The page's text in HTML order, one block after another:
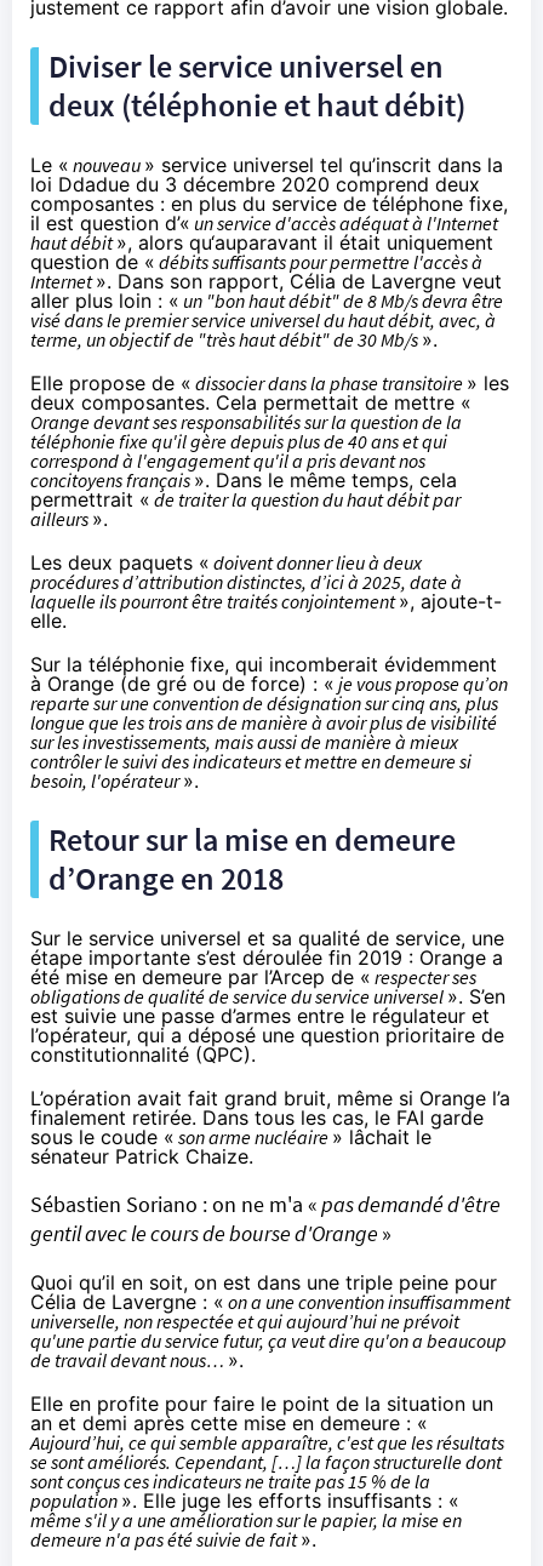
justement ce rapport afin d’avoir une vision globale.
Diviser le service universel en
deux (téléphonie et haut débit)
Le « nouveau » service universel tel qu’inscrit dans la
loi Ddadue du 3 décembre 2020 comprend deux
composantes : en plus du service de téléphone fixe,
il est question d’« un service d'accès adéquat à l'Internet
haut débit», alors qu‘auparavant il était uniquement
question de « débits suffisants pour permettre l'accès à
Internet». Dans son rapport, Célia de Lavergne veut
aller plus loin : « un "bon haut débit" de 8 Mb/s devra être
visé dans le premier service universel du haut débit, avec, à
terme, un objectif de "très haut débit" de 30 Mb/s ».
Elle propose de « dissocier dans la phase transitoire » les
deux composantes. Cela permettait de mettre «
Orange devant ses responsabilités sur la question de la
téléphonie fixe qu'il gère depuis plus de 40 ans et qui
correspond à l'engagement qu'il a pris devant nos
concitoyens français». Dans le même temps, cela
permettrait « de traiter la question du haut débit par
ailleurs ».
Les deux paquets « doivent donner lieu à deux
procédures d’attribution distinctes, d’ici à 2025, date à
laquelle ils pourront être traités conjointement», ajoute-t-
elle.
Sur la téléphonie fixe, qui incomberait évidemment
à Orange (de gré ou de force) : « je vous propose qu’on
reparte sur une convention de désignation sur cinq ans, plus
longue que les trois ans de manière à avoir plus de visibilité
sur les investissements, mais aussi de manière à mieux
contrôler le suivi des indicateurs et mettre en demeure si
besoin, l'opérateur».
Retour sur la mise en demeure
d’Orange en 2018
Sur le service universel et sa qualité de service, une
étape importante s’est déroulée fin 2019 : Orange a
été mise en demeure par l’Arcep de « respecter ses
obligations de qualité de service du service universel ». S’en
est suivie une passe d’armes entre le régulateur et
l’opérateur, qui a déposé une question prioritaire de
constitutionnalité (QPC).
L’opération avait fait grand bruit, même si Orange l’a
finalement retirée. Dans tous les cas, le FAI garde
sous le coude « son arme nucléaire » lâchait le
sénateur Patrick Chaize.
Sébastien Soriano : on ne m'a «pas demandé d'être
gentil avec le cours de bourse d'Orange »
Quoi qu’il en soit, on est dans une triple peine pour
Célia de Lavergne : « on a une convention insuffisamment
universelle, non respectée et qui aujourd’hui ne prévoit
qu'une partie du service futur, ça veut dire qu'on a beaucoup
de travail devant nous… ».
Elle en profite pour faire le point de la situation un
an et demi après cette mise en demeure : «
Aujourd’hui, ce qui semble apparaître, c'est que les résultats
se sont améliorés. Cependant, […] la façon structurelle dont
sont conçus ces indicateurs ne traite pas 15 % de la
population ». Elle juge les efforts insuffisants : «
même s'il y a une amélioration sur le papier, la mise en
demeure n'a pas été suivie de fait».